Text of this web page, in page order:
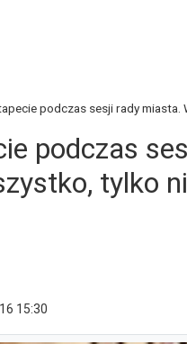
podczas sesji rady miasta.
podczas
tylko
15:30